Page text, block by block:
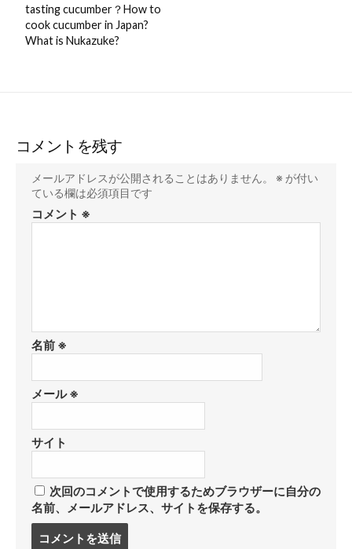
tasting cucumber？How to
cook cucumber in Japan?
What is Nukazuke?
コメントを残す
メールアドレスが公開されることはありません。 ※ が付い
ている欄は必須項目です
コメント ※
名前 ※
メール※
サイト
次回のコメントで使用するためブラウザーに自分の
名前、メールアドレス、サイトを保存する。